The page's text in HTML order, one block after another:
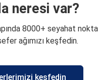
neresi var?
8000+ seyahat
ağımızı keşfedin.
keşfedin